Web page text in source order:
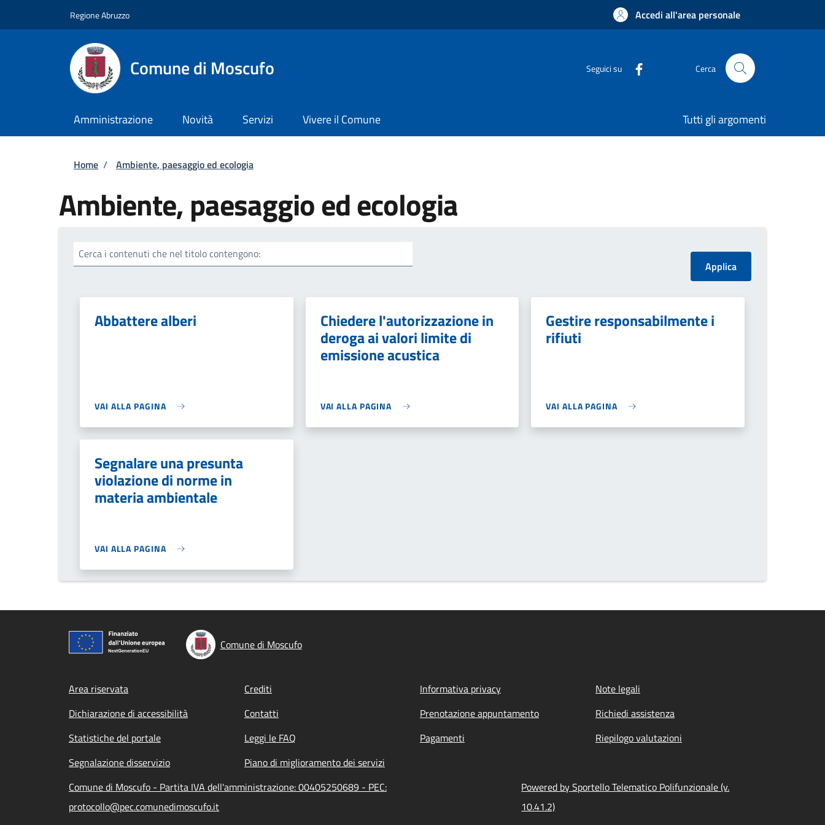
Regione Abruzzo Accedi all'area personale
Comune di Moscufo Seguici su Cerca
Amministrazione Novità Servizi Vivere il Comune Tutti gli argomenti
Briciole di pane
Home / Ambiente, paesaggio ed ecologia
Ambiente, paesaggio ed ecologia
Cerca i contenuti che nel titolo contengono:
Abbattere alberi
VAI ALLA PAGINA
Chiedere l'autorizzazione in
deroga ai valori limite di
emissione acustica
VAI ALLA PAGINA
Gestire responsabilmente i
rifiuti
VAI ALLA PAGINA
Segnalare una presunta
violazione di norme in
materia ambientale
VAI ALLA PAGINA
Comune di Moscufo
Footer menu
Area riservata Crediti Informativa privacy
Note legali
Dichiarazione di accessibilità
Contatti Prenotazione appuntamento
Richiedi assistenza
Statistiche del portale
Leggi le FAQ Pagamenti
Riepilogo valutazioni
Segnalazione disservizio
Piano di miglioramento dei servizi
Comune di Moscufo - Partita IVA dell'amministrazione: 00405250689 - PEC:
protocollo@pec.comunedimoscufo.it
Powered by Sportello Telematico Polifunzionale (v.
10.41.2)